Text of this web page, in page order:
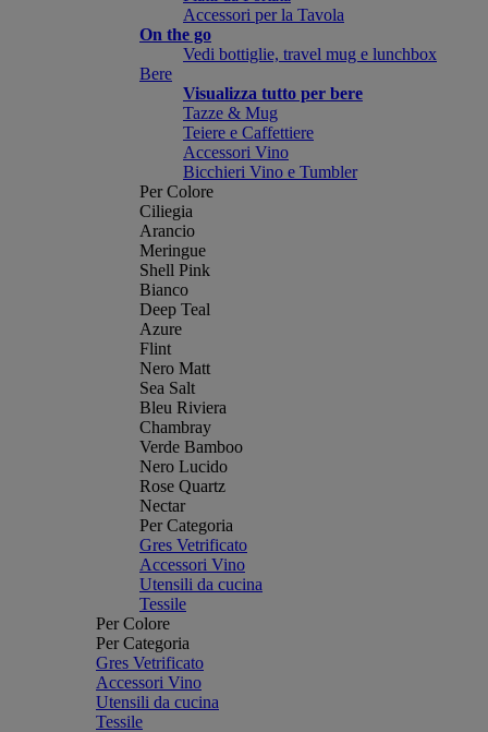
Accessori per la Tavola
On the go
Vedi bottiglie, travel mug e lunchbox
Bere
Visualizza tutto per bere
Tazze & Mug
Teiere e Caffettiere
Accessori Vino
Bicchieri Vino e Tumbler
Per Colore
Ciliegia
Arancio
Meringue
Shell Pink
Bianco
Deep Teal
Azure
Flint
Nero Matt
Sea Salt
Bleu Riviera
Chambray
Verde Bamboo
Nero Lucido
Rose Quartz
Nectar
Per Categoria
Gres Vetrificato
Accessori Vino
Utensili da cucina
Tessile
Per Colore
Per Categoria
Gres Vetrificato
Accessori Vino
Utensili da cucina
Tessile